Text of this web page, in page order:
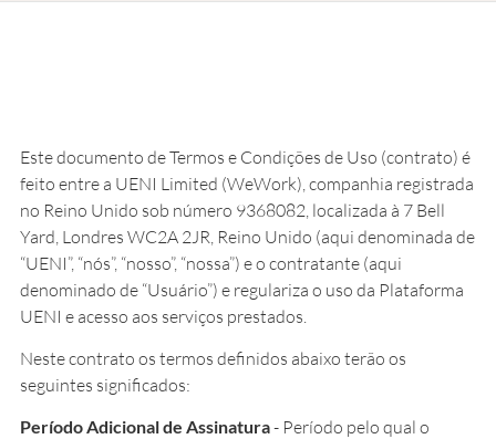
Este documento de Termos e Condições de Uso (contrato) é
feito entre a UENI Limited (WeWork), companhia registrada
no Reino Unido sob número 9368082, localizada à 7 Bell
Yard, Londres WC2A 2JR, Reino Unido (aqui denominada de
“UENI”, “nós”, “nosso”, “nossa”) e o contratante (aqui
denominado de “Usuário”) e regulariza o uso da Plataforma
UENI e acesso aos serviços prestados.
Neste contrato os termos definidos abaixo terão os
seguintes significados:
Período Adicional de Assinatura- Período pelo qual o